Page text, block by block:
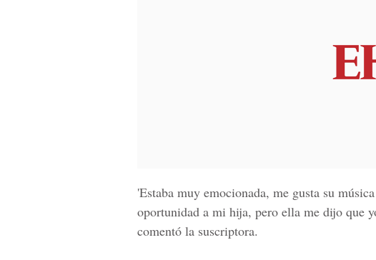
'Estaba muy emocionada, me gusta su
oportunidad a mi hija, pero ella me dijo que
comentó la suscriptora.